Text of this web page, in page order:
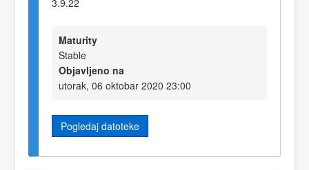
Maturity
Stable
Objavljeno na
utorak, 06 oktobar 2020 23:00
Pogledaj datoteke